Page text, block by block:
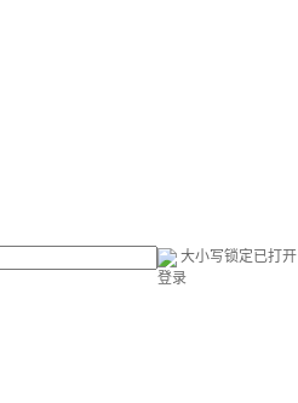
大小写锁定已打开
登录